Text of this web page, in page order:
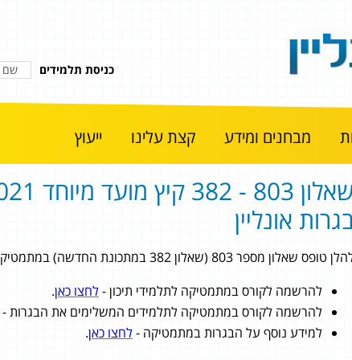
כניסת תלמידים
מבחנים ומידע קצת עלינו ייעוץ
אונליין
טופס שאלון מספר 803 (שאלון 382 במתכונת החדשה) במתמטיקה 3 יחידות לימוד מתוך בגרות קיץ מועד מיוחד 2021.
להרשמה לקורס במתמטיקה לתלמידי תיכון -לחצו כאן.
להרשמה לקורס במתמטיקה לתלמידים המשלימים את הבגרות -
למידע נוסף על הבגרות במתמטיקה -לחצו כאן.